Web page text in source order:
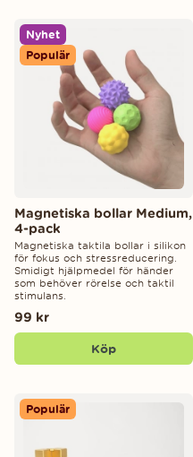
Nyhet
Populär
Magnetiska bollar Medium,
4-pack
Magnetiska taktila bollar i silikon
för fokus och stressreducering.
Smidigt hjälpmedel för händer
som behöver rörelse och taktil
stimulans.
99 kr
Köp
Populär